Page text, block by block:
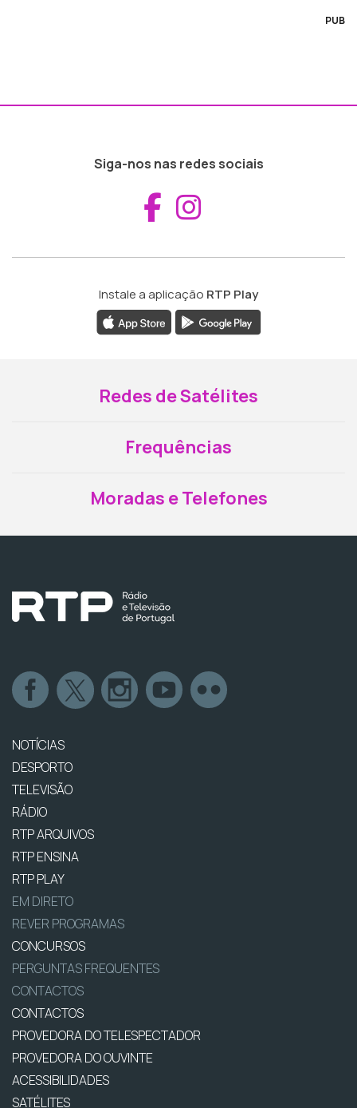
PUB
Siga-nos nas redes sociais
Aceder ao
Instale a aplicação RTP Play
Redes de Satélites
Frequências
Moradas e Telefones
NOTÍCIAS
DESPORTO
TELEVISÃO
RÁDIO
RTP ARQUIVOS
RTP ENSINA
RTP PLAY
EM DIRETO
REVER PROGRAMAS
CONCURSOS
PERGUNTAS FREQUENTES
CONTACTOS
CONTACTOS
PROVEDORA DO TELESPECTADOR
PROVEDORA DO OUVINTE
ACESSIBILIDADES
SATÉLITES